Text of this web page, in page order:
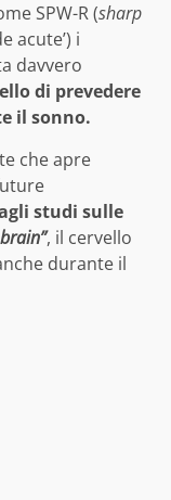
SPW-R (sharp
acute’) i
davvero
di prevedere
il sonno.
che apre
studi sulle
, il cervello
durante il